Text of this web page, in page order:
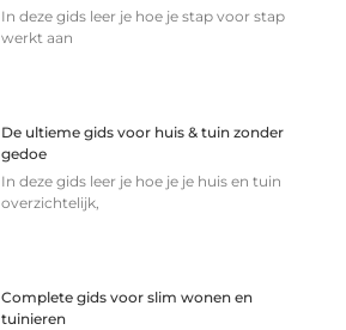
In deze gids leer je hoe je stap voor stap
werkt aan
De ultieme gids voor huis & tuin zonder
gedoe
In deze gids leer je hoe je je huis en tuin
overzichtelijk,
Complete gids voor slim wonen en
tuinieren